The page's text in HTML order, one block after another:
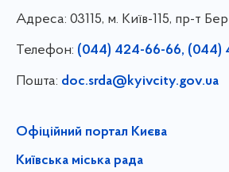
Адреса: 03115, м. Київ-115, пр-т
Телефон: (044) 424-66-66, (044)
Пошта: doc.srda@kyivcity.gov.ua
Офіційний портал Києва
Київська міська рада